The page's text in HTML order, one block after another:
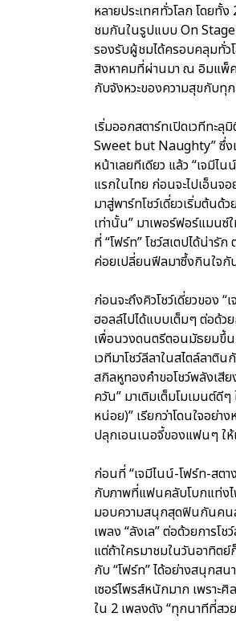
หลายประเทศทั่วโลก โดยทั้
ชมกันในรูปแบบ On
รองรับผู้ชมได้ครอบคลุมทั่ว
สิงหาคมที่ผ่านมา ณ อิมแพ็ค
กับจังหวะของความสุขกับ
เริ่มออกสตาร์ทเปิดเวทีทะลุ
Sweet but Naughty” ซึ่ง
หน้าเลยทีเดียว แล้ว “เจมี
แรกในไทย ก่อนจะไปเอ็นจ
มาสู่พาร์ทโชว์เดี่ยวเริ่มต้นด้
เท่านั้น” มาเพอร์ฟอร์แมนซ์
ที่ “โฟร์ท” โชว์สเตปได้น่า
ค่อยเปลี่ยนฟีลมาซึ้งกินใจกั
ก่อนจะถึงคิวโชว์เดี่ยวของ “
ฮอลล์ไปได้แบบเต็มๆ ต่อด้ว
เพื่อนวงดนตรีตอนมัธยมขึ้น
เวทีมาโชว์ลีลาในสไตล์ลา
สกิลหูทองคำขอโชว์พลังเสี
ควัน” มาเติมเต็มโมเมนต์ดี
หน่อย)” เรียกว่าโดนใจอย่
ปลุกเอนเนอจี้ของแฟนๆ ให้
ก่อนที่ “เจมีไนน์-โฟร์ท-สตา
กับภาพที่แฟนคลับโบกแท่ง
มอบความสนุกสุดฟินกันคนล
เพลง “ลังเล” ต่อด้วยการโ
แต่ถ้าใครมาชมในวันอาทิต
กับ “โฟร์ท” ได้อย่างสนุกส
เซอร์ไพรส์หนักมาก เพรา
ใน 2 เพลงดัง “ทุกนาทีที่ส